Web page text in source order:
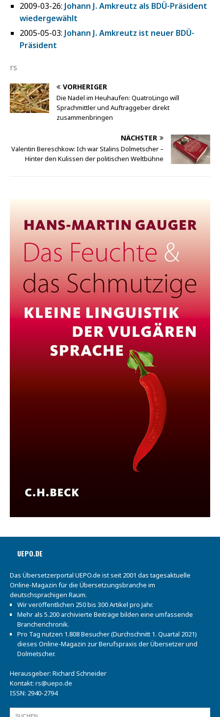
2009-03-26: Johann J. Amkreutz als BDÜ-Präsident
wiedergewählt
2005-05-03: Johann J. Amkreutz ist neuer BDÜ-
Präsident
rs
VORHERIGER
Die Nadel im Heuhaufen: QuatroLingo will
Sprachmittler und Auftraggeber direkt
zusammenbringen
NÄCHSTER
Valentin Bereschkow: Ich war Stalins Dolmetscher –
Hinter den Kulissen der politischen Weltbühne
UEPO.DE
Das Übersetzerportal UEPO.de ist seit 2001 das tagesaktuelle
Online-Magazin für die Übersetzungsbranche im
deutschsprachigen Raum.
Wir veröffentlichen 250 bis 300 Artikel pro Jahr.
Mehr als 5.200 archivierte Beiträge bilden eine umfassende
Branchenchronik.
Pro Tag nutzen 1.808 Besucher (Durchschnitt 1. Quartal 2021)
dieses Online-Magazin zur Berufspraxis der Übersetzer und
Dolmetscher.
Herausgeber: Richard Schneider
Kontakt: rs@uepo.de
ISSN: 2940-2794